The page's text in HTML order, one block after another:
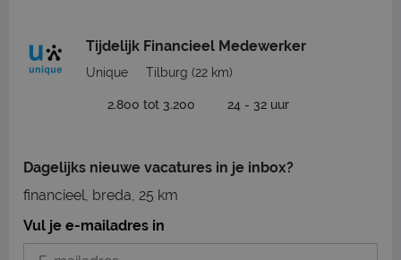
Tijdelijk Financieel Medewerker
Unique Tilburg (22 km)
2.800 tot 3.200 24 - 32 uur
Dagelijks nieuwe vacatures in je inbox?
financieel, breda, 25 km
Vul je e-mailadres in